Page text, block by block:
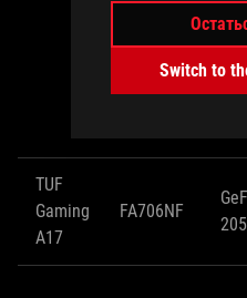
Switch to
FA506NC
TUF
Gaming
A17
FA706NF